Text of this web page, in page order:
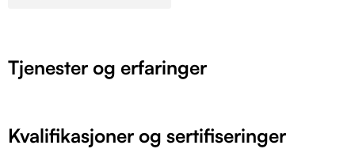
Tjenester og erfaringer
Kvalifikasjoner og sertifiseringer